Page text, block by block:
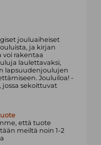
jouluaiheiset
ja kirjan
voi rakentaa
laulettavaksi,
lapsuudenjoulujen
Jouluiloa! -
sekoittuvat
että tuote
meiltä noin 1-2